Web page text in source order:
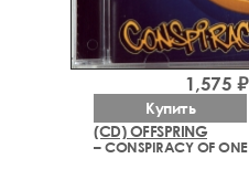
(CD) OFFSPRING
– CONSPIRACY OF ONE
1,575 ₽
Купить